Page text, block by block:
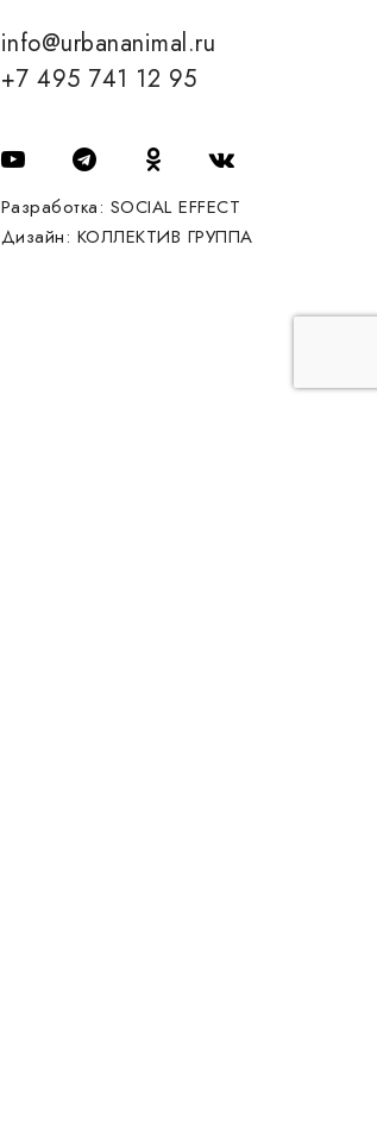
info@urbananimal.ru
+7 495 741 12 95
Разработка: SOCIAL EFFECT
Дизайн: КОЛЛЕКТИВ ГРУППА